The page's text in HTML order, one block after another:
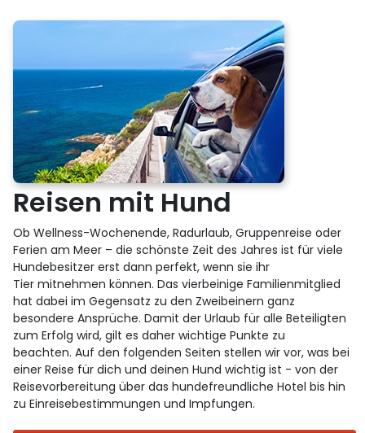
Reisen mit Hund
Ob Wellness-Wochenende, Radurlaub, Gruppenreise oder
Ferien am Meer – die schönste Zeit des Jahres ist für viele
Hundebesitzer erst dann perfekt, wenn sie ihr
Tier mitnehmen können. Das vierbeinige Familienmitglied
hat dabei im Gegensatz zu den Zweibeinern ganz
besondere Ansprüche. Damit der Urlaub für alle Beteiligten
zum Erfolg wird, gilt es daher wichtige Punkte zu
beachten. Auf den folgenden Seiten stellen wir vor, was bei
einer Reise für dich und deinen Hund wichtig ist - von der
Reisevorbereitung über das hundefreundliche Hotel bis hin
zu Einreisebestimmungen und Impfungen.